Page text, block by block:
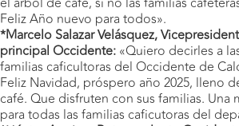
Feliz Año nuevo para todos».
*Marcelo Salazar Velásquez,
principal Occidente: «Quiero decirles a
familias caficultoras del Occidente de
Feliz Navidad, próspero año 2025, lleno
café. Que disfruten con sus familias. Una
para todas las familias caficutoras del